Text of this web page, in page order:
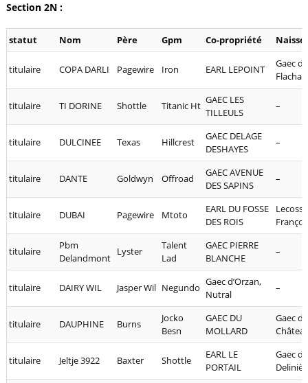
Section 2N :
statut Nom Père Gpm Co-propriété
titulaire COPA DARLI Pagewire Iron EARL LEPOINT
Gaec
titulaire TI DORINE Shottle Titanic Ht GAEC LES
TILLEULS
–
titulaire DULCINEE Texas Hillcrest
GAEC DELAGE
DESHAYES
–
titulaire DANTE Goldwyn Offroad
GAEC AVENUE
DES SAPINS
–
titulaire DUBAI Pagewire Mtoto
EARL DU FOSSE
DES ROIS
titulaire
Pbm
Delandmont
Lyster
Talent
Lad
GAEC PIERRE
BLANCHE
–
titulaire DAIRY WIL Jasper Wil Negundo Gaec d’Orzan,
Nutral
–
titulaire DAUPHINE Burns
Jocko
Besn
GAEC DU
MOLLARD
Gaec du
titulaire Jeltje 3922 Baxter Shottle
EARL LE
PORTAIL
Gaec